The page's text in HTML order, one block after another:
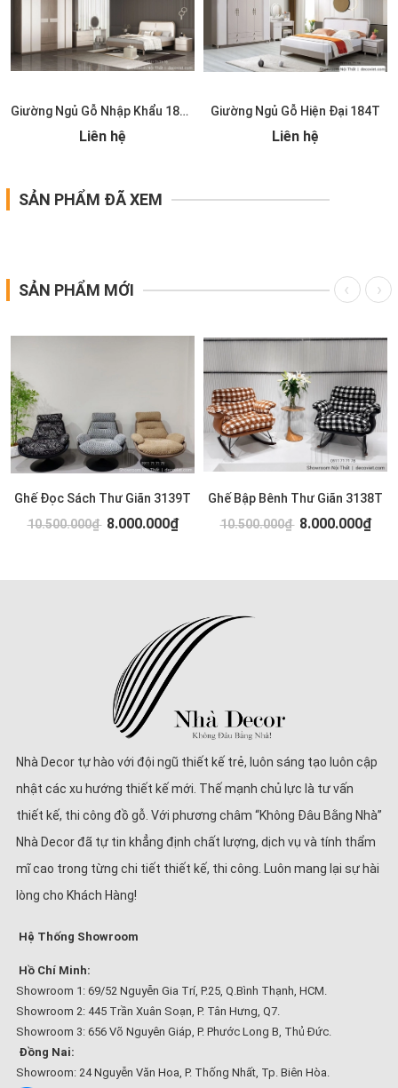
Giường Ngủ Gỗ Nhập Khẩu 185T
Liên hệ
Giường Ngủ Gỗ Hiện Đại 184T
Liên hệ
SẢN PHẨM ĐÃ XEM
SẢN PHẨM MỚI
Ghế Đọc Sách Thư Giãn 3139T
10.500.000₫ 8.000.000₫
Ghế Bập Bênh Thư Giãn 3138T
10.500.000₫ 8.000.000₫
Nhà Decor tự hào với đội ngũ thiết kế trẻ, luôn sáng tạo luôn cập
nhật các xu hướng thiết kế mới. Thế mạnh chủ lực là tư vấn
thiết kế, thi công đồ gỗ. Với phương châm “Không Đâu Bằng Nhà”
Nhà Decor đã tự tin khẳng định chất lượng, dịch vụ và tính thẩm
mĩ cao trong từng chi tiết thiết kế, thi công. Luôn mang lại sự hài
lòng cho Khách Hàng!
Hệ Thống Showroom
Hồ Chí Minh:
Showroom 1: 69/52 Nguyễn Gia Trí, P.25, Q.Bình Thạnh, HCM.
Showroom 2: 445 Trần Xuân Soạn, P. Tân Hưng, Q7.
Showroom 3: 656 Võ Nguyên Giáp, P. Phước Long B, Thủ Đức.
Đồng Nai:
Showroom: 24 Nguyễn Văn Hoa, P. Thống Nhất, Tp. Biên Hòa.